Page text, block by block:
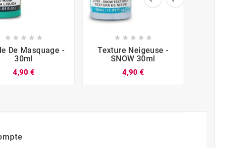
 
    
De Masquage -
30ml
4,90 €
 
    
Texture Neigeuse -
SNOW 30ml
4,90 €